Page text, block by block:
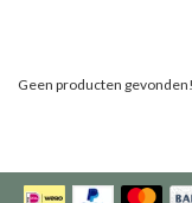
Geen producten